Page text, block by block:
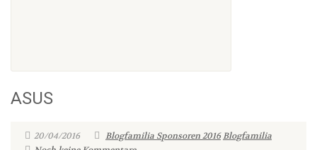
ASUS
20/04/2016 Blogfamilia Sponsoren 2016Blogfamilia